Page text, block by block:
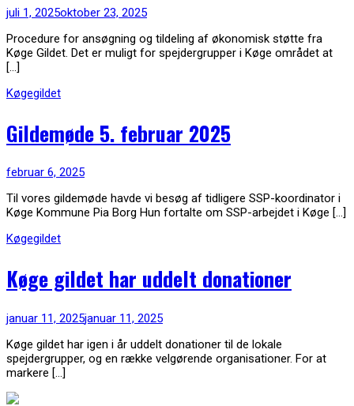
juli 1, 2025oktober 23, 2025
Procedure for ansøgning og tildeling af økonomisk støtte fra
Køge Gildet. Det er muligt for spejdergrupper i Køge området at
[…]
Køgegildet
Gildemøde 5. februar 2025
februar 6, 2025
Til vores gildemøde havde vi besøg af tidligere SSP-koordinator i
Køge Kommune Pia Borg Hun fortalte om SSP-arbejdet i Køge […]
Køgegildet
Køge gildet har uddelt donationer
januar 11, 2025januar 11, 2025
Køge gildet har igen i år uddelt donationer til de lokale
spejdergrupper, og en række velgørende organisationer. For at
markere […]